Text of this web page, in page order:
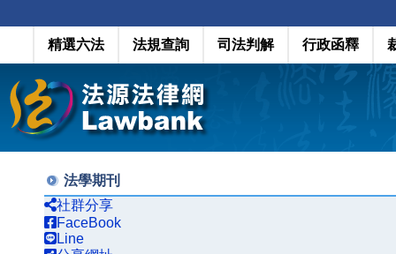
精選六法 法規查詢 司法判解 行政函釋
法學期刊
社群分享
FaceBook
Line